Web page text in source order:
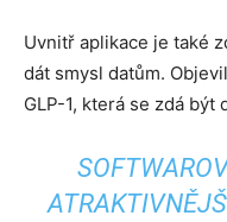
Uvnitř aplikace je také
dát smysl datům.
GLP-1, která se zdá být